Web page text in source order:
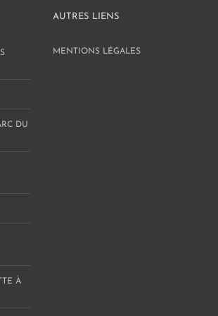
DU
À
AUTRES LIENS
MENTIONS LÉGALES